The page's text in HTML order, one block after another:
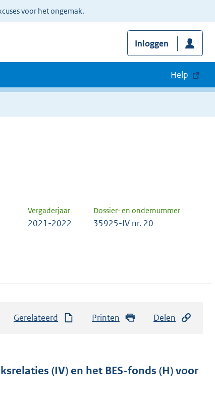
voor het ongemak.
Inloggen
Help
Vergaderjaar Dossier- en ondernummer
2021-2022 35925-IV nr. 20
Gerelateerd Printen Delen
(IV) en het BES-fonds (H) voor